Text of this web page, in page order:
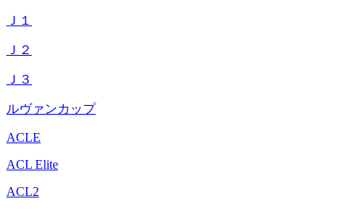
Ｊ１
Ｊ２
Ｊ３
ルヴァンカップ
ACLE
ACL Elite
ACL2